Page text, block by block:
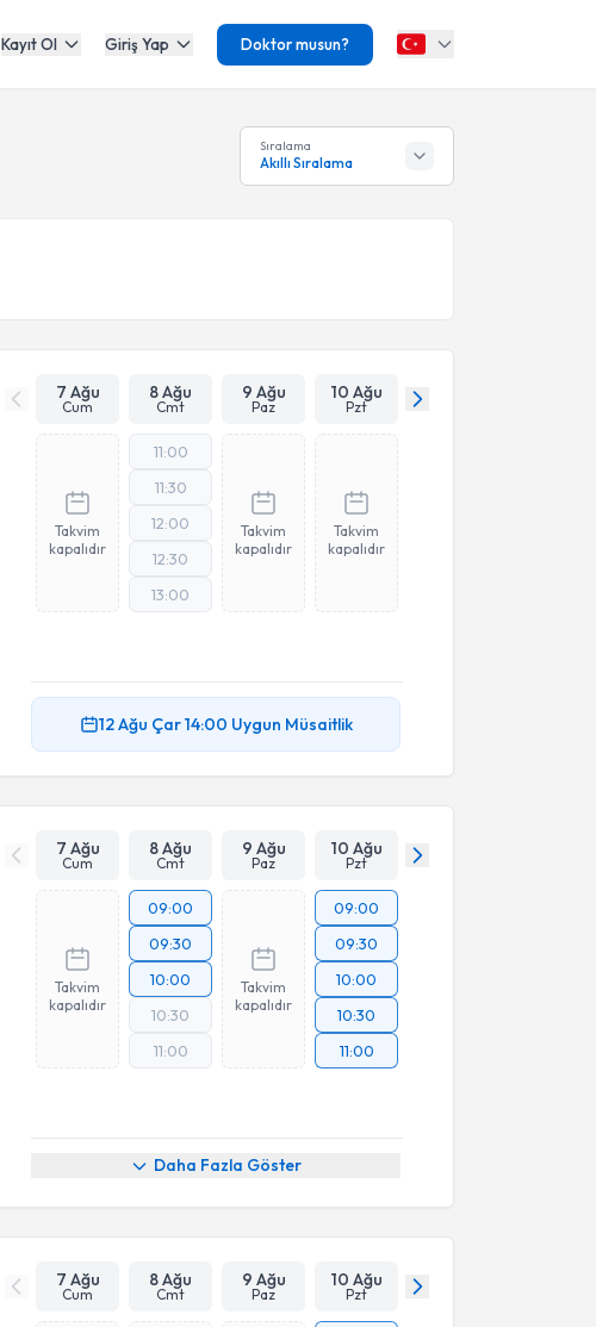
Kayıt Ol Giriş Yap Doktor musun?
Sıralama
Akıllı Sıralama
7 Ağu
Cum
8 Ağu
Cmt
9 Ağu
Paz
10 Ağu
Pzt
Takvim
kapalıdır
11:00
11:30
12:00
12:30
13:00
Takvim
kapalıdır
Takvim
kapalıdır
12 Ağu Çar14:00 Uygun Müsaitlik
7 Ağu
Cum
8 Ağu
Cmt
9 Ağu
Paz
10 Ağu
Pzt
Takvim
kapalıdır
09:00
09:30
10:00
10:30
11:00
Takvim
kapalıdır
09:00
09:30
10:00
10:30
11:00
Daha Fazla Göster
7 Ağu
Cum
8 Ağu
Cmt
9 Ağu
Paz
10 Ağu
Pzt